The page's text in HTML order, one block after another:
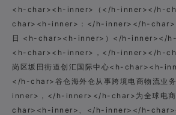
<h-char><h-inner>（</h-inner></h-
char><h-inner>：</h-inner></h-
日 <h-char><h-inner>）</h-inner></h-
<h-char><h-inner>，</h-inner></h-
岗区坂田街道创汇国际中心<h-char><h-
</h-char>谷仓海外仓从事跨境电商物流业
inner>，</h-inner></h-char>为全球电商
char><h-inner>、</h-inner></h-char>